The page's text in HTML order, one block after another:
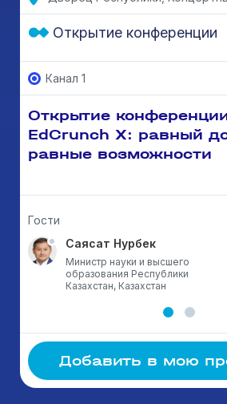
Открытие конференции
Канал 1
Открытие
EdCrunch X: равный
равные возможности
Гости
Саясат Нурбек
Министр науки и высшего
образования Республики
Казахстан, Казахстан
Добавить в мою